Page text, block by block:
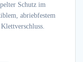
Schutz im
abriebfestem